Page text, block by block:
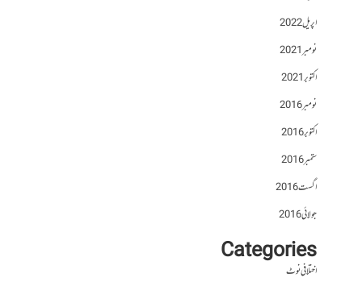
اپریل 2022
نومبر 2021
اکتوبر 2021
نومبر 2016
اکتوبر 2016
ستمبر 2016
اگست 2016
جولائی 2016
Categories
اختلافی نوٹ